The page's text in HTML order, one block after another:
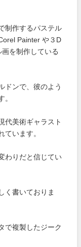
制作するパステル
Painter や３D
を制作している
ドンで、彼のよう
。
代美術ギャラスト
ています。
わりだと信じてい
く書いておりま
で複製したジーク